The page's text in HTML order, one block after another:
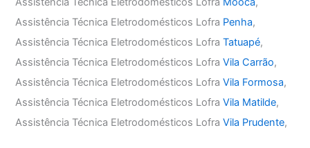
Assistência Técnica Eletrodomésticos Lofra Penha,
Assistência Técnica Eletrodomésticos LofraTatuapé,
Assistência Técnica Eletrodomésticos LofraVila Carrão,
Assistência Técnica Eletrodomésticos LofraVila Formosa,
Assistência Técnica Eletrodomésticos LofraVila Matilde,
Assistência Técnica Eletrodomésticos LofraVila Prudente,